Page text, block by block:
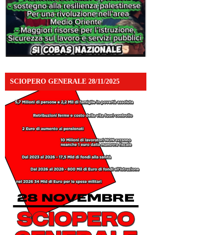
SCIOPERO GENERALE 28/11/2025